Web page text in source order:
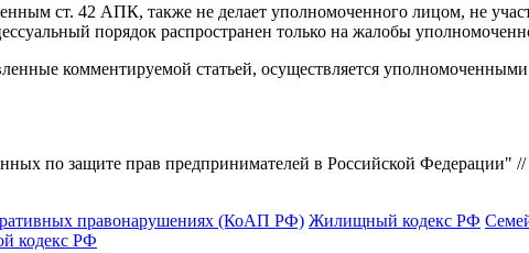
ст. 42 АПК, также не делает уполномоченного лицом, не
порядок распространен только на жалобы
комментируемой статьей, осуществляется
по защите прав предпринимателей в Российской Федерации"
правонарушениях (КоАП РФ) Жилищный кодекс РФ
кодекс РФ